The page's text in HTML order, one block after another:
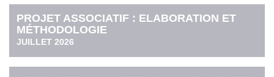
PROJET ASSOCIATIF : ELABORATION ET
MÉTHODOLOGIE
JUILLET 2026